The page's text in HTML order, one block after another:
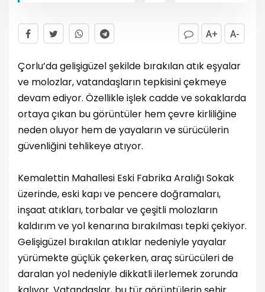
A+ A-
Çorlu’da gelişigüzel şekilde bırakılan atık eşyalar
ve molozlar, vatandaşların tepkisini çekmeye
devam ediyor. Özellikle işlek cadde ve sokaklarda
ortaya çıkan bu görüntüler hem çevre kirliliğine
neden oluyor hem de yayaların ve sürücülerin
güvenliğini tehlikeye atıyor.
Kemalettin Mahallesi Eski Fabrika Aralığı Sokak
üzerinde, eski kapı ve pencere doğramaları,
inşaat atıkları, torbalar ve çeşitli molozların
kaldırım ve yol kenarına bırakılması tepki çekiyor.
Gelişigüzel bırakılan atıklar nedeniyle yayalar
yürümekte güçlük çekerken, araç sürücüleri de
daralan yol nedeniyle dikkatli ilerlemek zorunda